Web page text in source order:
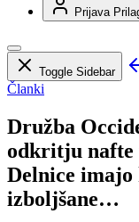
Prijava
Toggle Sidebar
Članki
Družba
odkritju nafte
Delnice
izboljšane…